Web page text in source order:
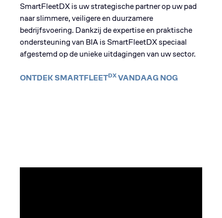
SmartFleetDX is uw strategische partner op uw pad
naar slimmere, veiligere en duurzamere
bedrijfsvoering. Dankzij de expertise en praktische
ondersteuning van BIA is SmartFleetDX speciaal
afgestemd op de unieke uitdagingen van uw sector.
ONTDEK SMARTFLEETDX VANDAAG NOG